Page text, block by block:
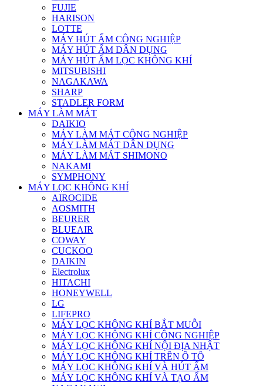
FUJIE
HARISON
LOTTE
MÁY HÚT ẨM CÔNG NGHIỆP
MÁY HÚT ẨM DÂN DỤNG
MÁY HÚT ẨM LỌC KHÔNG KHÍ
MITSUBISHI
NAGAKAWA
SHARP
STADLER FORM
MÁY LÀM MÁT
DAIKIO
MÁY LÀM MÁT CÔNG NGHIỆP
MÁY LÀM MÁT DÂN DỤNG
MÁY LÀM MÁT SHIMONO
NAKAMI
SYMPHONY
MÁY LỌC KHÔNG KHÍ
AIROCIDE
AOSMITH
BEURER
BLUEAIR
COWAY
CUCKOO
DAIKIN
Electrolux
HITACHI
HONEYWELL
LG
LIFEPRO
MÁY LỌC KHÔNG KHÍ BẮT MUỖI
MÁY LỌC KHÔNG KHÍ CÔNG NGHIỆP
MÁY LỌC KHÔNG KHÍ NỘI ĐỊA NHẬT
MÁY LỌC KHÔNG KHÍ TRÊN Ô TÔ
MÁY LỌC KHÔNG KHÍ VÀ HÚT ẨM
MÁY LỌC KHÔNG KHÍ VÀ TẠO ẨM